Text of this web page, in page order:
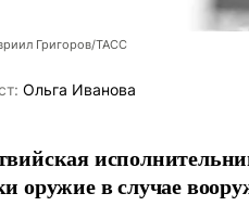
Григоров/ТАСС
Ольга Иванова
оружие в случае